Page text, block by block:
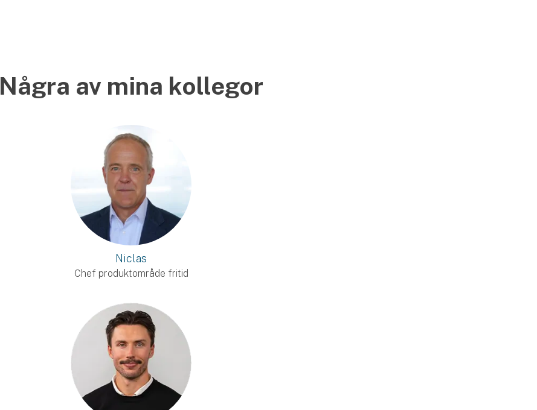
Några av mina kollegor
Niclas
Chef produktområde fritid